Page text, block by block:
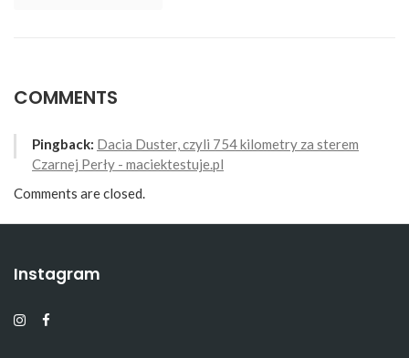
COMMENTS
Pingback: Dacia Duster, czyli 754 kilometry za sterem
Czarnej Perły - maciektestuje.pl
Comments are closed.
Instagram